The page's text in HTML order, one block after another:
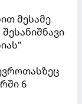
მესამე
6